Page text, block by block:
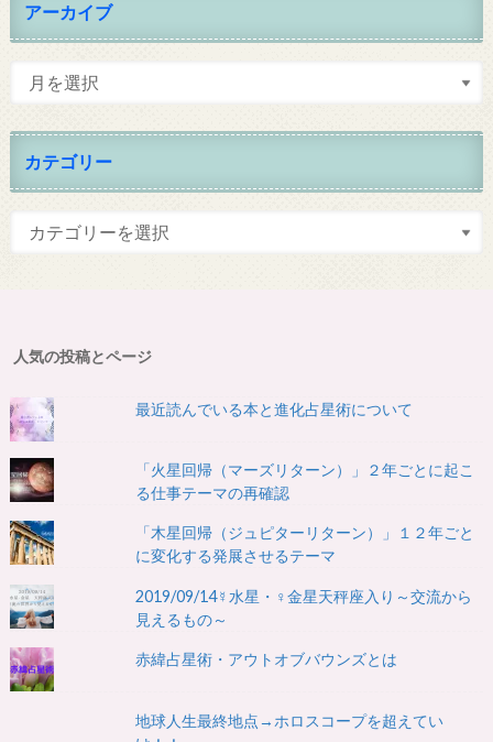
アーカイブ
カテゴリー
人気の投稿とページ
最近読んでいる本と進化占星術について
「火星回帰（マーズリターン）」２年ごとに起こ
る仕事テーマの再確認
「木星回帰（ジュピターリターン）」１２年ごと
に変化する発展させるテーマ
2019/09/14☿水星・♀金星天秤座入り～交流から
見えるもの～
赤緯占星術・アウトオブバウンズとは
地球人生最終地点→ホロスコープを超えてい